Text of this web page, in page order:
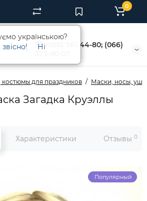
(050) 761-44-80; (066)
0
костюмы для праздников Маски, носы, уши
Загадка Круэллы
Характеристики Отзывы 0
Популярный
українською?
звісно!
Ні